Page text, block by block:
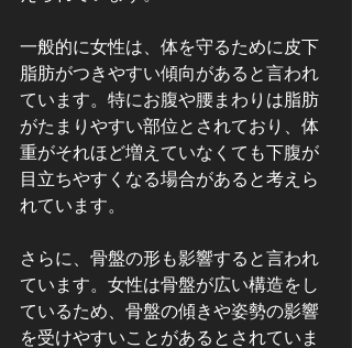
一般的に女性は、体を守るために皮下
脂肪がつきやすい傾向があると言われ
ています。特にお腹や腰まわりは脂肪
がたまりやすい部位とされており、体
重がそれほど増えていなくても下腹が
目立ちやすくなる場合があると考えら
れています。
さらに、骨盤の形も影響すると言われ
ています。女性は骨盤が広い構造をし
ているため、骨盤の傾きや姿勢の影響
を受けやすいことがあるとされていま